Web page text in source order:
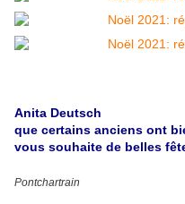
Anita Deutsch
que certains anciens ont
vous souhaite de belles
Pontchartrain